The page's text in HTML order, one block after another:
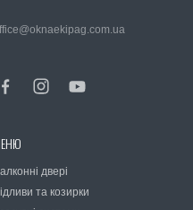
двері
та козирки